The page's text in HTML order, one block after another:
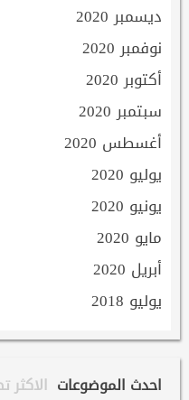
ديسمبر 2020
نوفمبر 2020
أكتوبر 2020
سبتمبر 2020
أغسطس 2020
يوليو 2020
يونيو 2020
مايو 2020
أبريل 2020
يوليو 2018
احدث الموضوعات الاكثر